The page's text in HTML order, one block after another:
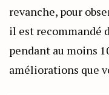
revanche, pour
il est recommandé
pendant au moins
améliorations que